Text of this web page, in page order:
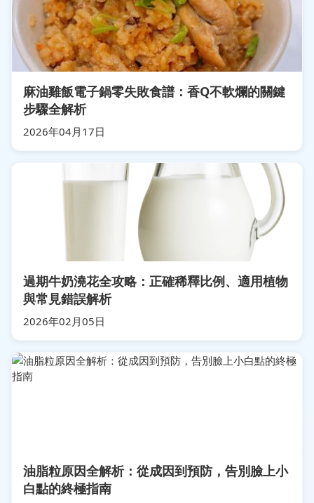
麻油雞飯電子鍋零失敗食譜：香Q不軟爛的關鍵
步驟全解析
2026年04月17日
過期牛奶澆花全攻略：正確稀釋比例、適用植物
與常見錯誤解析
2026年02月05日
油脂粒原因全解析：從成因到預防，告別臉上小
白點的終極指南